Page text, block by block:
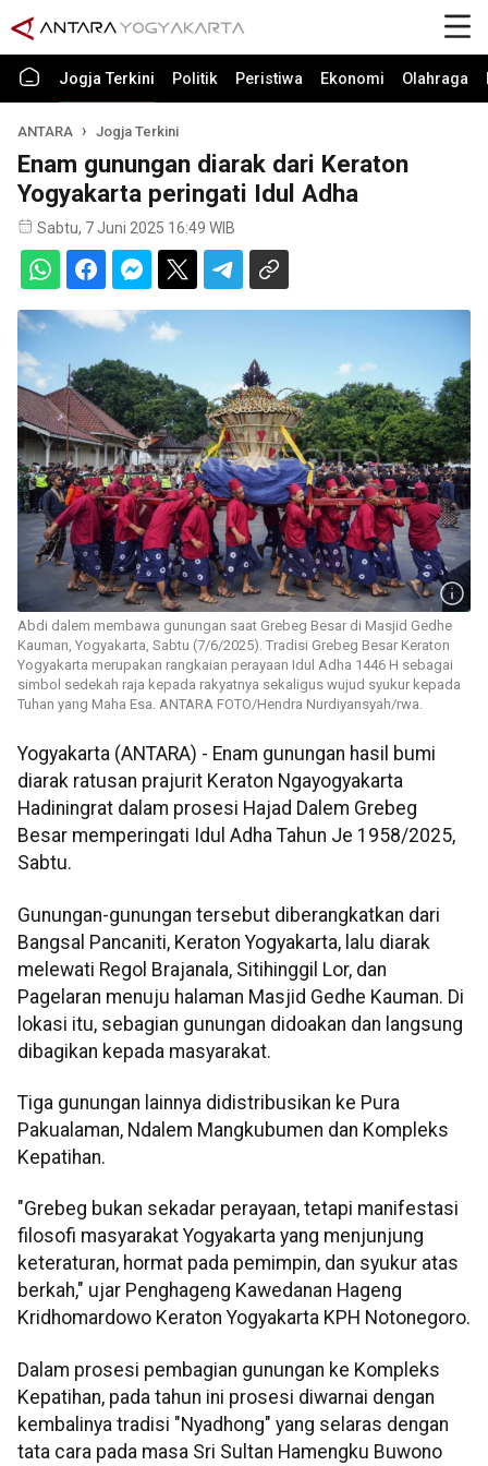
Jogja Terkini Politik Peristiwa Ekonomi Olahraga
ANTARA Jogja Terkini
Enam gunungan diarak dari Keraton
Yogyakarta peringati Idul Adha
Sabtu, 7 Juni 2025 16:49 WIB
Abdi dalem membawa gunungan saat Grebeg Besar di Masjid Gedhe
Kauman, Yogyakarta, Sabtu (7/6/2025). Tradisi Grebeg Besar Keraton
Yogyakarta merupakan rangkaian perayaan Idul Adha 1446 H sebagai
simbol sedekah raja kepada rakyatnya sekaligus wujud syukur kepada
Tuhan yang Maha Esa. ANTARA FOTO/Hendra Nurdiyansyah/rwa.
Yogyakarta (ANTARA) - Enam gunungan hasil bumi
diarak ratusan prajurit Keraton Ngayogyakarta
Hadiningrat dalam prosesi Hajad Dalem Grebeg
Besar memperingati Idul Adha Tahun Je 1958/2025,
Sabtu.
Gunungan-gunungan tersebut diberangkatkan dari
Bangsal Pancaniti, Keraton Yogyakarta, lalu diarak
melewati Regol Brajanala, Sitihinggil Lor, dan
Pagelaran menuju halaman Masjid Gedhe Kauman. Di
lokasi itu, sebagian gunungan didoakan dan langsung
dibagikan kepada masyarakat.
Tiga gunungan lainnya didistribusikan ke Pura
Pakualaman, Ndalem Mangkubumen dan Kompleks
Kepatihan.
"Grebeg bukan sekadar perayaan, tetapi manifestasi
filosofi masyarakat Yogyakarta yang menjunjung
keteraturan, hormat pada pemimpin, dan syukur atas
berkah," ujar Penghageng Kawedanan Hageng
Kridhomardowo Keraton Yogyakarta KPH Notonegoro.
Dalam prosesi pembagian gunungan ke Kompleks
Kepatihan, pada tahun ini prosesi diwarnai dengan
kembalinya tradisi "Nyadhong" yang selaras dengan
tata cara pada masa Sri Sultan Hamengku Buwono